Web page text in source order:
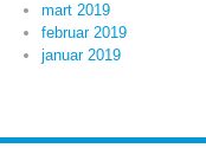
mart 2019
februar 2019
januar 2019